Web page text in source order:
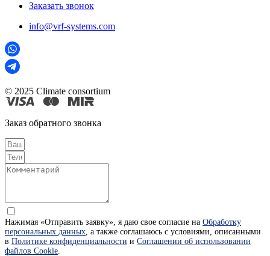
Заказать звонок
info@vrf-systems.com
© 2025 Climate consortium
Заказ обратного звонка
Нажимая «Отправить заявку», я даю свое согласие на Обработку
персональных данных, а также соглашаюсь с условиями, описанными
в Политике конфиденциальности и Соглашении об использовании
файлов Cookie.